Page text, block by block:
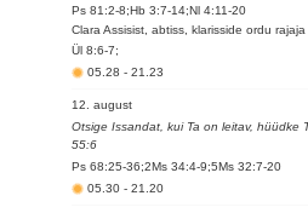
Ps 81:2-8;Hb 3:7-14;Nl 4:11-20
Clara Assisist, abtiss, klarisside ordu
Ül 8:6-7;
05.28-21.23
12. august
Otsige Issandat, kui Ta on leitav, hüüdke
55:6
Ps 68:25-36;2Ms 34:4-9;5Ms 32:7-20
05.30-21.20